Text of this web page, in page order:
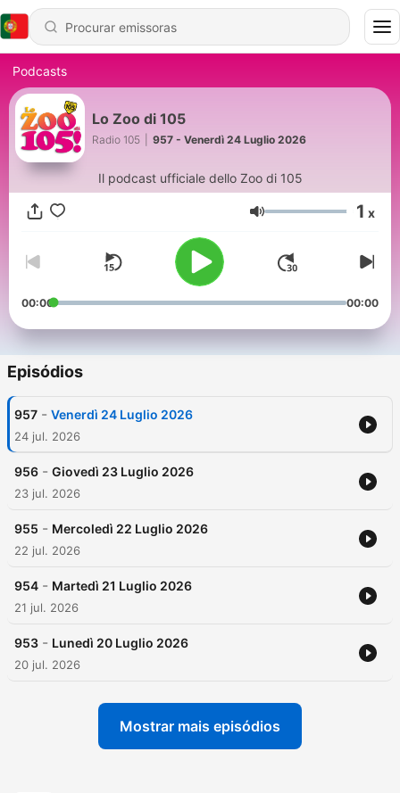
Podcasts
Lo Zoo di 105
Radio 105 957 - Venerdì 24 Luglio 2026
Il podcast ufficiale dello Zoo di 105
Volume 1 x
00:00 00:00
Episódios
957 - Venerdì 24 Luglio 2026
24 jul. 2026
956 - Giovedì 23 Luglio 2026
23 jul. 2026
955 - Mercoledì 22 Luglio 2026
22 jul. 2026
954 - Martedì 21 Luglio 2026
21 jul. 2026
953 - Lunedì 20 Luglio 2026
20 jul. 2026
Mostrar mais episódios